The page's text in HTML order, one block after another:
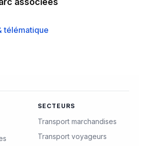
télématique
SECTEURS
Transport marchandises
Transport voyageurs